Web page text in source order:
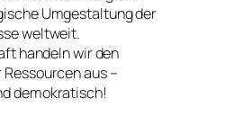
Umgestaltung der
weltweit.
handeln wir den
aus –
demokratisch!